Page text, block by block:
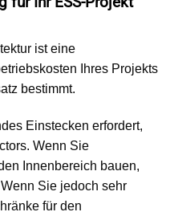
ist eine
Ihres Projekts
bestimmt.
Einstecken erfordert,
Wenn Sie
Innenbereich bauen,
Sie jedoch sehr
für den